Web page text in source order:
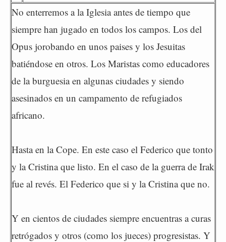
No enterremos a la Iglesia antes de tiempo que
siempre han jugado en todos los campos. Los del
Opus jorobando en unos paises y los Jesuitas
batiéndose en otros. Los Maristas como educadores
de la burguesia en algunas ciudades y siendo
asesinados en un campamento de refugiados
africano.
Hasta en la Cope. En este caso el Federico que tonto
y la Cristina que listo. En el caso de la guerra de Irak
fue al revés. El Federico que si y la Cristina que no.
Y en cientos de ciudades siempre encuentras a curas
retrógados y otros (como los jueces) progresistas. Y